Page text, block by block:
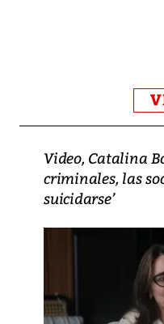
Video, Catalina
criminales, las
suicidarse’